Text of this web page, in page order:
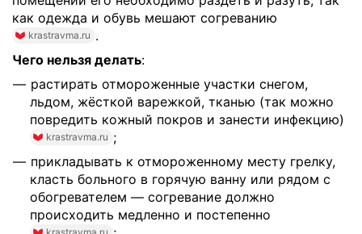
как одежда и обувь мешают согреванию
krastravma.ru .
Чего нельзя делать:
растирать отмороженные участки снегом,
льдом, жёсткой варежкой, тканью (так можно
повредить кожный покров и занести инфекцию)
krastravma.ru ;
прикладывать к отмороженному месту грелку,
класть больного в горячую ванну или рядом с
обогревателем — согревание должно
происходить медленно и постепенно